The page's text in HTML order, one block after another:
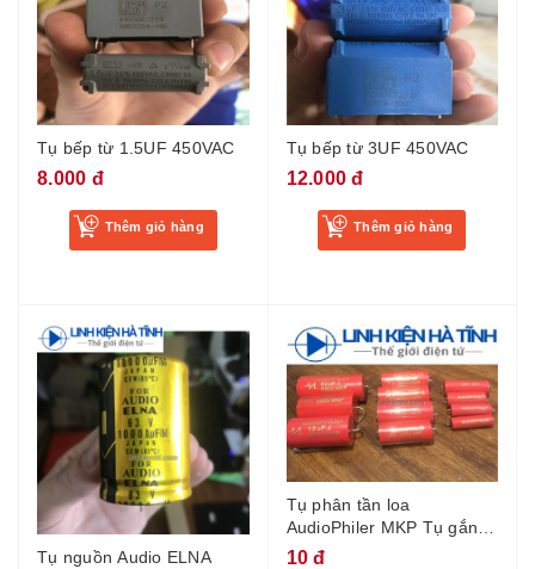
Tụ bếp từ 1.5UF 450VAC
8.000 đ
Thêm giỏ hàng
Tụ bếp từ 3UF 450VAC
12.000 đ
Thêm giỏ hàng
Tụ nguồn Audio ELNA
Tụ phân tần loa
AudioPhiler MKP Tụ gắn
loa 1uf 1.5uf 2.2uf 3.3uf
10 đ